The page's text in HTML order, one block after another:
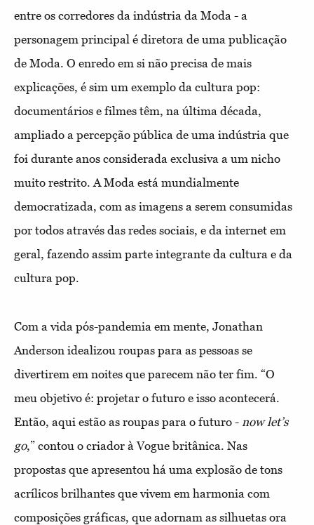
entre os corredores da indústria da Moda - a
personagem principal é diretora de uma publicação
de Moda. O enredo em si não precisa de mais
explicações, é sim um exemplo da cultura pop:
documentários e filmes têm, na última década,
ampliado a percepção pública de uma indústria que
foi durante anos considerada exclusiva a um nicho
muito restrito. A Moda está mundialmente
democratizada, com as imagens a serem consumidas
por todos através das redes sociais, e da internet em
geral, fazendo assim parte integrante da cultura e da
cultura pop.
Com a vida pós-pandemia em mente, Jonathan
Anderson idealizou roupas para as pessoas se
divertirem em noites que parecem não ter fim. “O
meu objetivo é: projetar o futuro e isso acontecerá.
Então, aqui estão as roupas para o futuro - now let’s
go,” contou o criador à Vogue britânica. Nas
propostas que apresentou há uma explosão de tons
acrílicos brilhantes que vivem em harmonia com
composições gráficas, que adornam as silhuetas ora